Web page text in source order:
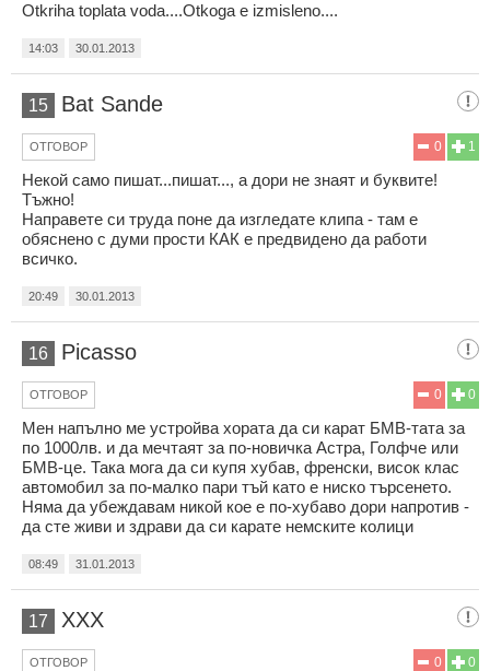
Otkriha toplata voda....Otkoga e izmisleno....
14:03 30.01.2013
15 Bat Sande
1
0
ОТГОВОР
Некой само пишат...пишат..., а дори не знаят и буквите!
Тъжно!
Направете си труда поне да изгледате клипа - там е
обяснено с думи прости КАК е предвидено да работи
всичко.
20:49 30.01.2013
16 Picasso
0
0
ОТГОВОР
Мен напълно ме устройва хората да си карат БМВ-тата за
по 1000лв. и да мечтаят за по-новичка Астра, Голфче или
БМВ-це. Така мога да си купя хубав, френски, висок клас
автомобил за по-малко пари тъй като е ниско търсенето.
Няма да убеждавам никой кое е по-хубаво дори напротив -
да сте живи и здрави да си карате немските колици
08:49 31.01.2013
17 ХХХ
0
0
ОТГОВОР